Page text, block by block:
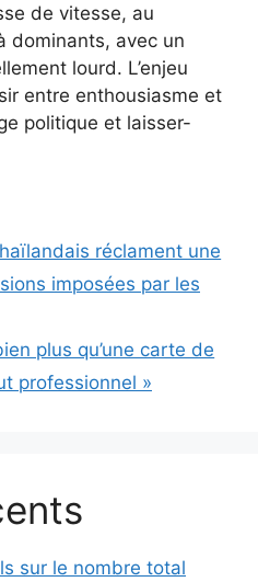
de vitesse, au
dominants, avec un
lourd. L’enjeu
entre enthousiasme et
politique et laisser-
réclament une
imposées par les
plus qu’une carte de
professionnel »
sur le nombre total